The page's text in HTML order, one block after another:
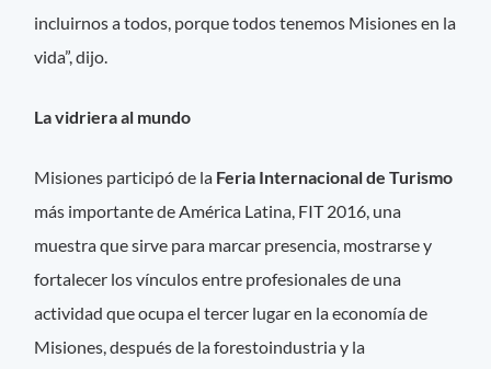
incluirnos a todos, porque todos tenemos Misiones en la
vida”, dijo.
La vidriera al mundo
Misiones participó de la Feria Internacional de Turismo
más importante de América Latina, FIT 2016, una
muestra que sirve para marcar presencia, mostrarse y
fortalecer los vínculos entre profesionales de una
actividad que ocupa el tercer lugar en la economía de
Misiones, después de la forestoindustria y la